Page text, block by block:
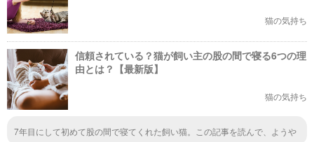
猫の気持ち
信頼されている？猫が飼い主の股の間で寝る6つの理
由とは？【最新版】
猫の気持ち
7年目にして初めて股の間で寝てくれた飼い猫。この記事を読んで、ようや